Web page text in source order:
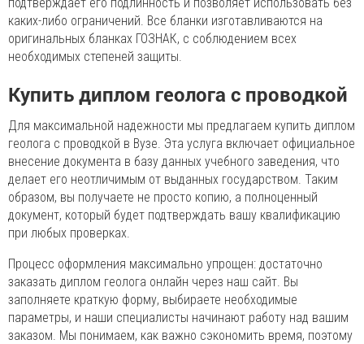
каких-либо ограничений. Все бланки изготавливаются на
оригинальных бланках ГОЗНАК, с соблюдением всех
необходимых степеней защиты.
Купить диплом геолога с проводкой
Для максимальной надежности мы предлагаем купить диплом
геолога с проводкой в Вузе. Эта услуга включает официальное
внесение документа в базу данных учебного заведения, что
делает его неотличимым от выданных государством. Таким
образом, вы получаете не просто копию, а полноценный
документ, который будет подтверждать вашу квалификацию
при любых проверках.
Процесс оформления максимально упрощен: достаточно
заказать диплом геолога онлайн через наш сайт. Вы
заполняете краткую форму, выбираете необходимые
параметры, и наши специалисты начинают работу над вашим
заказом. Мы понимаем, как важно сэкономить время, поэтому